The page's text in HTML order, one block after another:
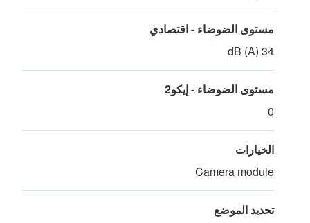
مستوى الضوضاء - اقتصادي
34 dB (A)
مستوى الضوضاء - إيكو2
0
الخيارات
Camera module
تحديد الموضع